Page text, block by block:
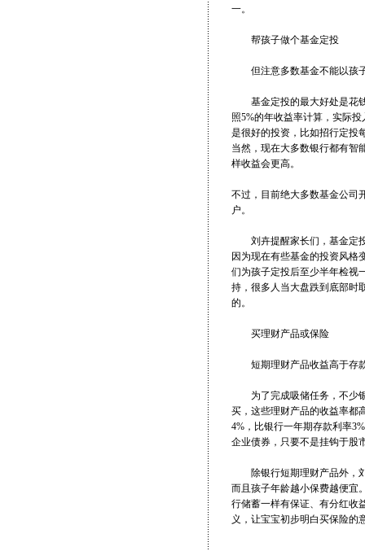
一。
帮孩子做个基金定投
但注意多数基金不能以孩
基金定投的最大好处是花钱
照5%的年收益率计算，实际
是很好的投资，比如招行定投
当然，现在大多数银行都有智
样收益会更高。
不过，目前绝大多数基金公司
户。
刘卉提醒家长们，基金定投
因为现在有些基金的投资风格
们为孩子定投后至少半年检视
持，很多人当大盘跌到底部时
的。
买理财产品或保险
短期理财产品收益高于存
为了完成吸储任务，不少银
买，这些理财产品的收益率都
4%，比银行一年期存款利率
企业债券，只要不是挂钩于股
除银行短期理财产品外，刘
而且孩子年龄越小保费越便宜
行储蓄一样有保证、有分红收
义，让宝宝初步明白买保险的